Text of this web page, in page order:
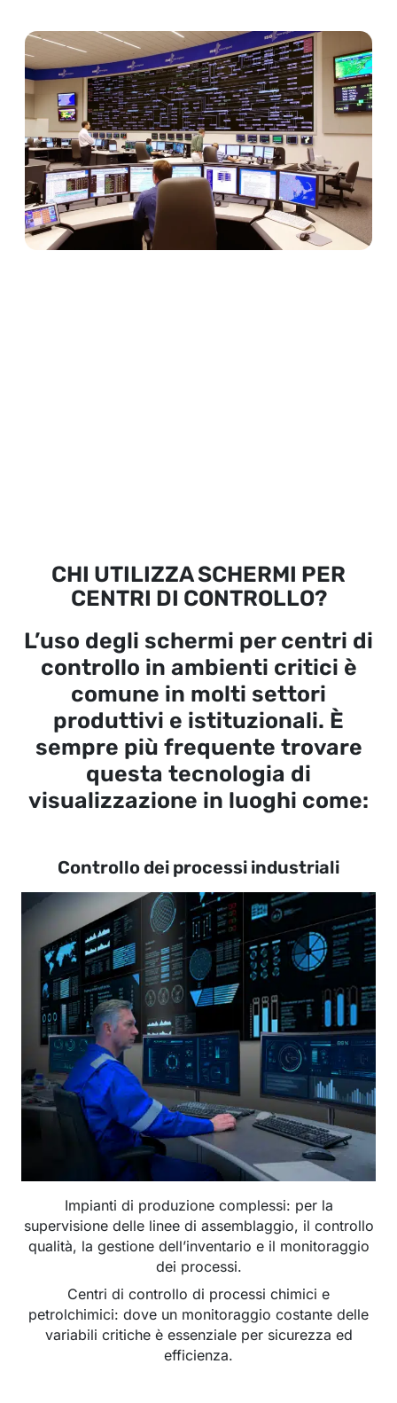
CHI UTILIZZA SCHERMI PER
CENTRI DI CONTROLLO?
L’uso degli schermi per centri di
controllo in ambienti critici è
comune in molti settori
produttivi e istituzionali. È
sempre più frequente trovare
questa tecnologia di
visualizzazione in luoghi come:
Controllo dei processi industriali
Impianti di produzione complessi: per la
supervisione delle linee di assemblaggio, il controllo
qualità, la gestione dell’inventario e il monitoraggio
dei processi.
Centri di controllo di processi chimici e
petrolchimici: dove un monitoraggio costante delle
variabili critiche è essenziale per sicurezza ed
efficienza.